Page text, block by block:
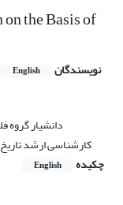
the Basis of
نویسندگان English
دانشیار گروه
کارشناسی ارشد
چکیده
English